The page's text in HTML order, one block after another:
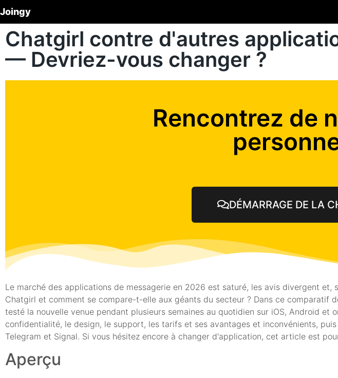
Joingy
Chatgirl contre d'autres
— Devriez-vous changer ?
Rencontrez de
DÉMARRAGE DE LA
Le marché des applications de messagerie en 2026 est saturé, les avis divergent et,
Chatgirl et comment se compare-t-elle aux géants du secteur ? Dans ce comparatif
testé la nouvelle venue pendant plusieurs semaines au quotidien sur iOS, Android et
confidentialité, le design, le support, les tarifs et ses avantages et inconvénients,
Telegram et Signal. Si vous hésitez encore à changer d'application, cet article est
Aperçu